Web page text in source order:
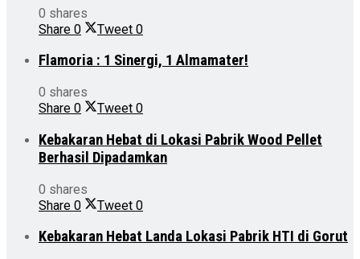
0 shares
Share 0 Tweet 0
Flamoria : 1 Sinergi, 1 Almamater!
0 shares
Share 0 Tweet 0
Kebakaran Hebat di Lokasi Pabrik Wood Pellet
Berhasil Dipadamkan
0 shares
Share 0 Tweet 0
Kebakaran Hebat Landa Lokasi Pabrik HTI di Gorut